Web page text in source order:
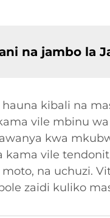
na jambo la
hauna kibali na
vile mbinu
kwa
kama vile
na uchuzi.
zaidi kuliko